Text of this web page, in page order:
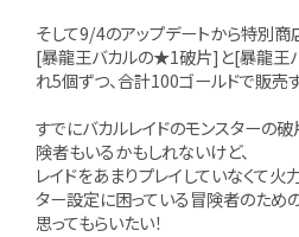
そして9/4のアップデートから特別商
[暴龍王バカルの★1破片]と[暴龍王
れ5個ずつ、合計100ゴールドで販売
すでにバカルレイドのモンスターの
険者もいるかもしれないけど、
レイドをあまりプレイしていなくて
ター設定に困っている冒険者のため
思ってもらいたい！